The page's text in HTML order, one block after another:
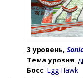
3 уровень,
Тема уровня:
Босс: Egg Hawk